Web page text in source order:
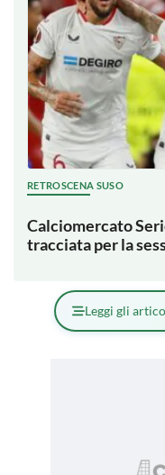
RETROSCENA SUSO
Calciomercato
tracciata per la
Leggi gli